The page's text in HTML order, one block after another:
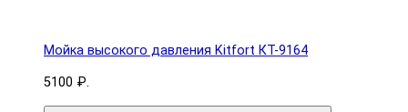
Мойка высокого давления Kitfort КТ-9164
5100 ₽.